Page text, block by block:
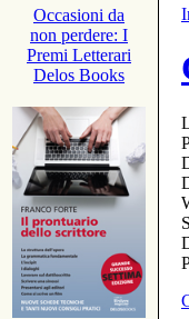
Occasioni da
non perdere: I
Premi Letterari
Delos Books